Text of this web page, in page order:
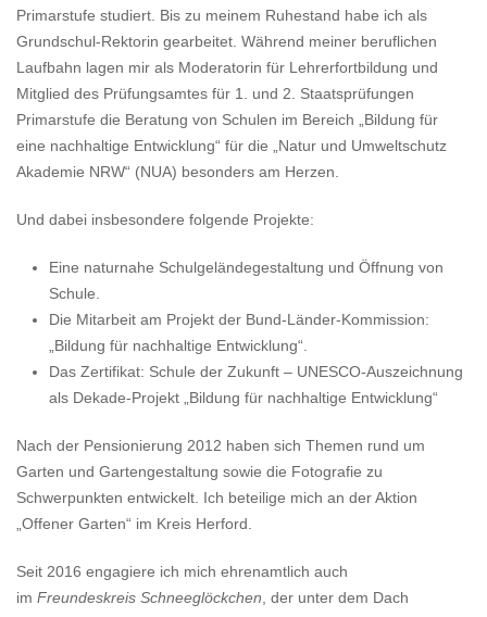
Primarstufe studiert. Bis zu meinem Ruhestand habe ich als
Grundschul-Rektorin gearbeitet. Während meiner beruflichen
Laufbahn lagen mir als Moderatorin für Lehrerfortbildung und
Mitglied des Prüfungsamtes für 1. und 2. Staatsprüfungen
Primarstufe die Beratung von Schulen im Bereich „Bildung für
eine nachhaltige Entwicklung“ für die „Natur und Umweltschutz
Akademie NRW“ (NUA) besonders am Herzen.
Und dabei insbesondere folgende Projekte:
Eine naturnahe Schulgeländegestaltung und Öffnung von
Schule.
Die Mitarbeit am Projekt der Bund-Länder-Kommission:
„Bildung für nachhaltige Entwicklung“.
Das Zertifikat: Schule der Zukunft – UNESCO-Auszeichnung
als Dekade-Projekt „Bildung für nachhaltige Entwicklung“
Nach der Pensionierung 2012 haben sich Themen rund um
Garten und Gartengestaltung sowie die Fotografie zu
Schwerpunkten entwickelt. Ich beteilige mich an der Aktion
„Offener Garten“ im Kreis Herford.
Seit 2016 engagiere ich mich ehrenamtlich auch
im Freundeskreis Schneeglöckchen , der unter dem Dach